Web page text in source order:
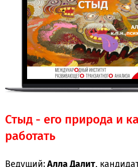
Стыд - его природа и
работать
Ведущий:Алла Далит,